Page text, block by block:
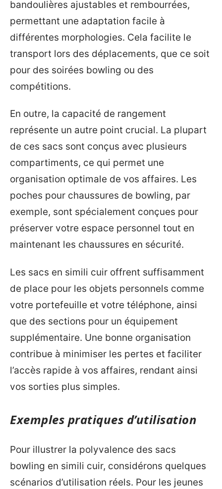
bandoulières ajustables et rembourrées,
permettant une adaptation facile à
différentes morphologies. Cela facilite le
transport lors des déplacements, que ce soit
pour des soirées bowling ou des
compétitions.
En outre, la capacité de rangement
représente un autre point crucial. La plupart
de ces sacs sont conçus avec plusieurs
compartiments, ce qui permet une
organisation optimale de vos affaires. Les
poches pour chaussures de bowling, par
exemple, sont spécialement conçues pour
préserver votre espace personnel tout en
maintenant les chaussures en sécurité.
Les sacs en simili cuir offrent suffisamment
de place pour les objets personnels comme
votre portefeuille et votre téléphone, ainsi
que des sections pour un équipement
supplémentaire. Une bonne organisation
contribue à minimiser les pertes et faciliter
l’accès rapide à vos affaires, rendant ainsi
vos sorties plus simples.
Exemples pratiques d’utilisation
Pour illustrer la polyvalence des sacs
bowling en simili cuir, considérons quelques
scénarios d’utilisation réels. Pour les jeunes